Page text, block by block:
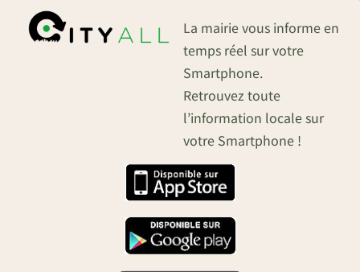
La mairie vous informe en
temps réel sur votre
Smartphone.
Retrouvez toute
l’information locale sur
votre Smartphone !